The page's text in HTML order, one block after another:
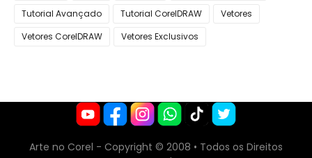
Tutorial Avançado
Tutorial CorelDRAW
Vetores
Vetores CorelDRAW
Vetores Exclusivos
Arte no Corel - Copyright © 2008 • Todos os Direitos